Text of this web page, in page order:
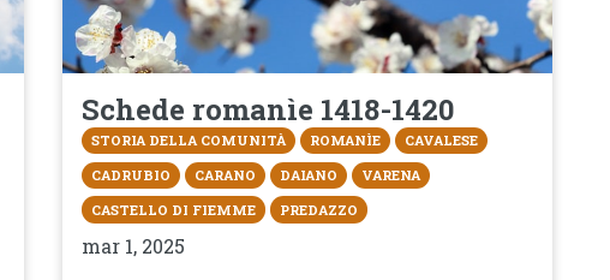
Schede romanìe 1418-1420
STORIA DELLA COMUNITÀ ROMANÌE
CAVALESE
CADRUBIO
CARANO DAIANO
VARENA
CASTELLO DI FIEMME
PREDAZZO
mar 1, 2025